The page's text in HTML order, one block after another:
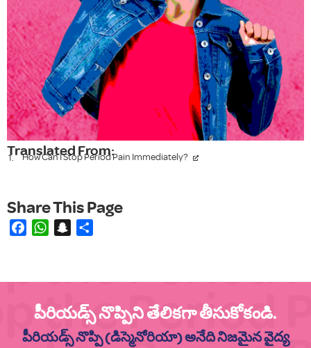
Translated From:
How Can I Stop Period Pain Immediately?
FacebookWhatsAppSnapchat
పీరియడ్స్ నొప్పిని తేలికగా తీసుకోకండి.
పీరియడ్స్ నొప్పి (డిస్మెనోరియా) అనేది నిజమైన వైద్య